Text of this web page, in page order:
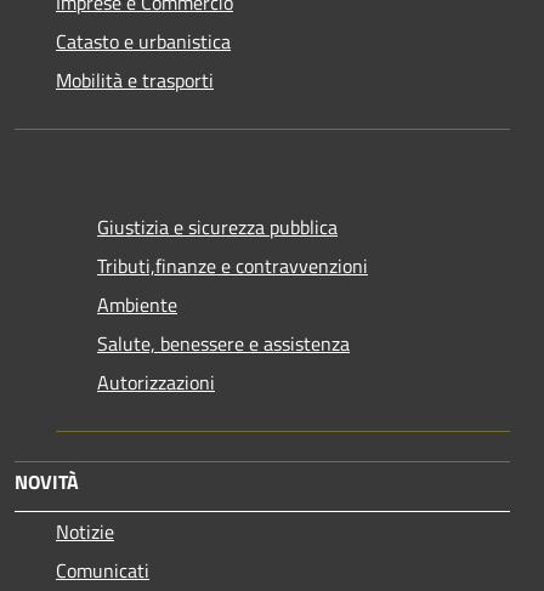
Catasto e urbanistica
Mobilità e trasporti
Giustizia e sicurezza pubblica
Tributi,finanze e contravvenzioni
Ambiente
Salute, benessere e assistenza
Autorizzazioni
NOVITÀ
Notizie
Comunicati